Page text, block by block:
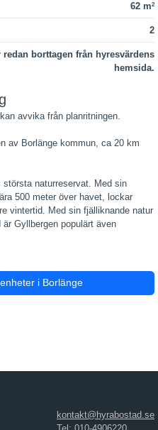
62 m2
2
redan borttagen från hyresvärdens
hemsida.
avvika från planritningen.
av Borlänge kommun, ca 20 km
största naturreservat. Med sin
500 meter över havet, lockar
vintertid. Med sin fjälliknande natur
Gyllbergen populärt även
i Borlänge
kontakt@hyrabostad.se
Tel: 010-4906220